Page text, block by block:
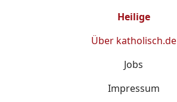
Heilige
Über katholisch.de
Jobs
Impressum